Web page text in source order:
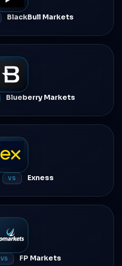
BlackBull Markets
Blueberry Markets
VS Exness
VS FP Markets